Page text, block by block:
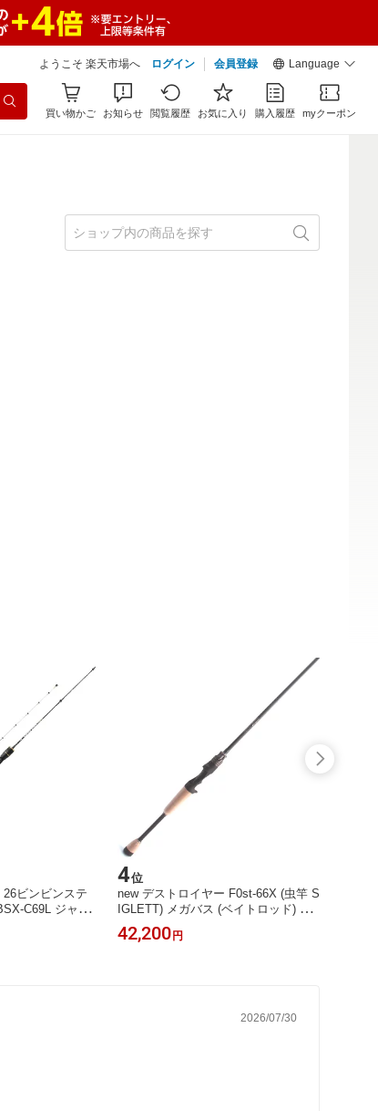
ようこそ 楽天市場へ ログイン 会員登録 Language
買い物かご お知らせ 閲覧履歴 お気に入り 購入履歴 myクーポン
26ビンビンステ
C69L ジャッ
4位
new デストロイヤー F0st-66X (虫竿 S
IGLETT) メガバス (ベイトロッド) 202
0年発売モデル
42,200 円
2026/07/30